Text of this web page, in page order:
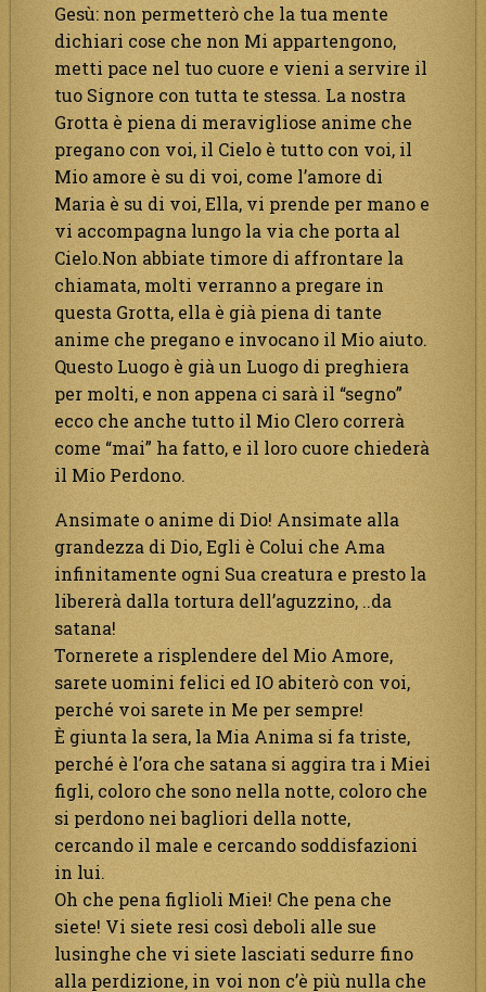
Gesù: non permetterò che la tua mente
dichiari cose che non Mi appartengono,
metti pace nel tuo cuore e vieni a servire il
tuo Signore con tutta te stessa. La nostra
Grotta è piena di meravigliose anime che
pregano con voi, il Cielo è tutto con voi, il
Mio amore è su di voi, come l’amore di
Maria è su di voi, Ella, vi prende per mano e
vi accompagna lungo la via che porta al
Cielo.Non abbiate timore di affrontare la
chiamata, molti verranno a pregare in
questa Grotta, ella è già piena di tante
anime che pregano e invocano il Mio aiuto.
Questo Luogo è già un Luogo di preghiera
per molti, e non appena ci sarà il “segno”
ecco che anche tutto il Mio Clero correrà
come “mai” ha fatto, e il loro cuore chiederà
il Mio Perdono.
Ansimate o anime di Dio! Ansimate alla
grandezza di Dio, Egli è Colui che Ama
infinitamente ogni Sua creatura e presto la
libererà dalla tortura dell’aguzzino, ..da
satana!
Tornerete a risplendere del Mio Amore,
sarete uomini felici ed IO abiterò con voi,
perché voi sarete in Me per sempre!
È giunta la sera, la Mia Anima si fa triste,
perché è l’ora che satana si aggira tra i Miei
figli, coloro che sono nella notte, coloro che
si perdono nei bagliori della notte,
cercando il male e cercando soddisfazioni
in lui.
Oh che pena figlioli Miei! Che pena che
siete! Vi siete resi così deboli alle sue
lusinghe che vi siete lasciati sedurre fino
alla perdizione, in voi non c’è più nulla che